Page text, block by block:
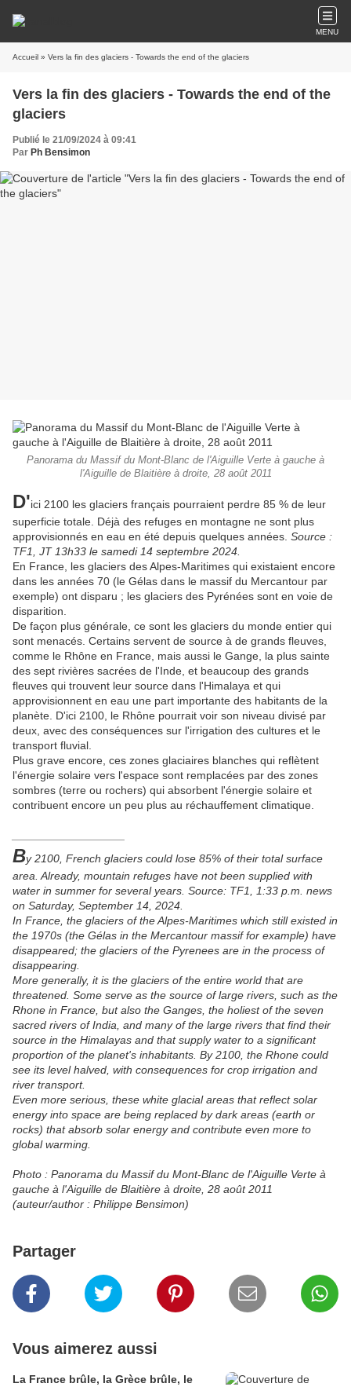
MENU
Accueil » Vers la fin des glaciers - Towards the end of the glaciers
Vers la fin des glaciers - Towards the end of the
glaciers
Publié le 21/09/2024 à 09:41
Par Ph Bensimon
Panorama du Massif du Mont-Blanc de l'Aiguille Verte à gauche à
l'Aiguille de Blaitière à droite, 28 août 2011
D'ici 2100 les glaciers français pourraient perdre 85 % de leur
superficie totale. Déjà des refuges en montagne ne sont plus
approvisionnés en eau en été depuis quelques années. Source :
TF1, JT 13h33 le samedi 14 septembre 2024.
En France, les glaciers des Alpes-Maritimes qui existaient encore
dans les années 70 (le Gélas dans le massif du Mercantour par
exemple) ont disparu ; les glaciers des Pyrénées sont en voie de
disparition.
De façon plus générale, ce sont les glaciers du monde entier qui
sont menacés. Certains servent de source à de grands fleuves,
comme le Rhône en France, mais aussi le Gange, la plus sainte
des sept rivières sacrées de l'Inde, et beaucoup des grands
fleuves qui trouvent leur source dans l'Himalaya et qui
approvisionnent en eau une part importante des habitants de la
planète. D'ici 2100, le Rhône pourrait voir son niveau divisé par
deux, avec des conséquences sur l'irrigation des cultures et le
transport fluvial.
Plus grave encore, ces zones glaciaires blanches qui reflètent
l'énergie solaire vers l'espace sont remplacées par des zones
sombres (terre ou rochers) qui absorbent l'énergie solaire et
contribuent encore un peu plus au réchauffement climatique.
By 2100, French glaciers could lose 85% of their total surface
area. Already, mountain refuges have not been supplied with
water in summer for several years. Source: TF1, 1:33 p.m. news
on Saturday, September 14, 2024.
In France, the glaciers of the Alpes-Maritimes which still existed in
the 1970s (the Gélas in the Mercantour massif for example) have
disappeared; the glaciers of the Pyrenees are in the process of
disappearing.
More generally, it is the glaciers of the entire world that are
threatened. Some serve as the source of large rivers, such as the
Rhone in France, but also the Ganges, the holiest of the seven
sacred rivers of India, and many of the large rivers that find their
source in the Himalayas and that supply water to a significant
proportion of the planet's inhabitants. By 2100, the Rhone could
see its level halved, with consequences for crop irrigation and
river transport.
Even more serious, these white glacial areas that reflect solar
energy into space are being replaced by dark areas (earth or
rocks) that absorb solar energy and contribute even more to
global warming.
Photo : Panorama du Massif du Mont-Blanc de l'Aiguille Verte à
gauche à l'Aiguille de Blaitière à droite, 28 août 2011
(auteur/author : Philippe Bensimon)
Partager
Vous aimerez aussi
La France brûle, la Grèce brûle, le